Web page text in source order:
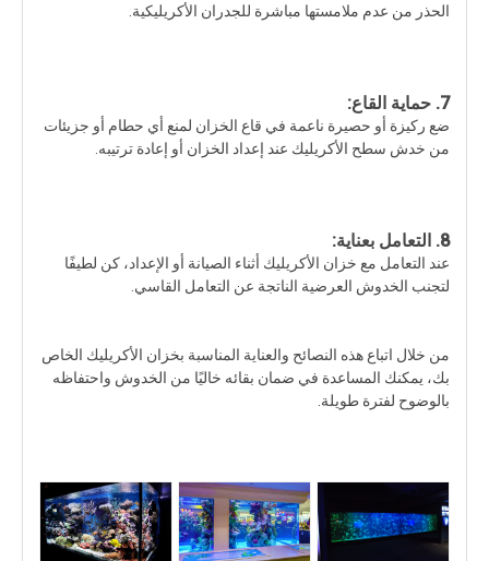
الحذر من عدم ملامستها مباشرة للجدران الأكريليكية.
7. حماية القاع:
ضع ركيزة أو حصيرة ناعمة في قاع الخزان لمنع أي حطام أو جزيئات
من خدش سطح الأكريليك عند إعداد الخزان أو إعادة ترتيبه.
8. التعامل بعناية:
عند التعامل مع خزان الأكريليك أثناء الصيانة أو الإعداد، كن لطيفًا
لتجنب الخدوش العرضية الناتجة عن التعامل القاسي.
من خلال اتباع هذه النصائح والعناية المناسبة بخزان الأكريليك الخاص
بك، يمكنك المساعدة في ضمان بقائه خاليًا من الخدوش واحتفاظه
بالوضوح لفترة طويلة.